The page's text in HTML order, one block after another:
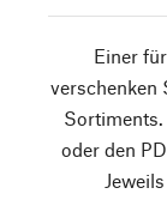
Einer
verschenken
oder den